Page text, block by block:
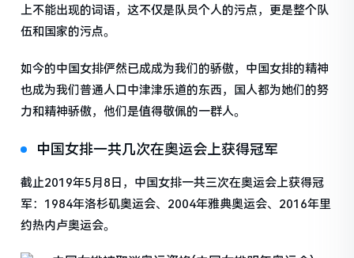
上不能出现的词语，这不仅是队员个人的污点，更是整个队
伍和国家的污点。
如今的中国女排俨然已成成为我们的骄傲，中国女排的精神
也成为我们普通人口中津津乐道的东西，国人都为她们的努
力和精神骄傲，他们是值得敬佩的一群人。
中国女排一共几次在奥运会上获得冠军
截止2019年5月8日，中国女排一共三次在奥运会上获得冠
军：1984年洛杉矶奥运会、2004年雅典奥运会、2016年里
约热内卢奥运会。